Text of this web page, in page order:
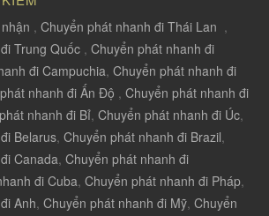
, Chuyển phát nhanh đi Thái Lan ,
Trung Quốc , Chuyển phát nhanh đi
đi Campuchia, Chuyển phát nhanh đi
nhanh đi Ấn Độ , Chuyển phát nhanh đi
nhanh đi Bỉ, Chuyển phát nhanh đi Úc,
Belarus, Chuyển phát nhanh đi Brazil,
Canada, Chuyển phát nhanh đi
đi Cuba, Chuyển phát nhanh đi Pháp,
Anh, Chuyển phát nhanh đi Mỹ, Chuyển